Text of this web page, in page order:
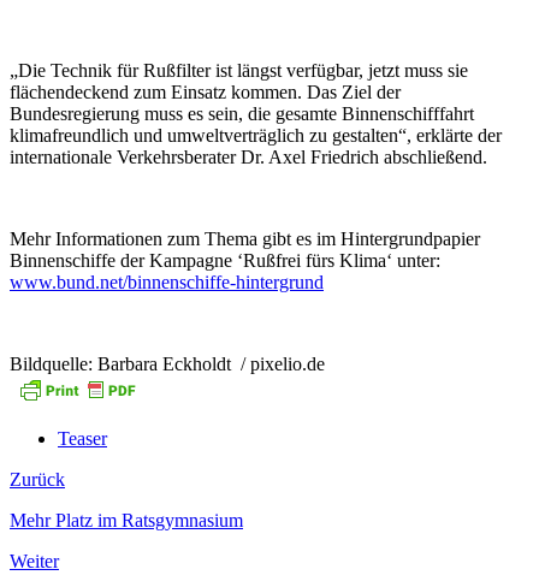
„Die Technik für Rußfilter ist längst verfügbar, jetzt muss sie
flächendeckend zum Einsatz kommen. Das Ziel der
Bundesregierung muss es sein, die gesamte Binnenschifffahrt
klimafreundlich und umweltverträglich zu gestalten“, erklärte der
internationale Verkehrsberater Dr. Axel Friedrich abschließend.
Mehr Informationen zum Thema gibt es im Hintergrundpapier
Binnenschiffe der Kampagne ‘Rußfrei fürs Klima‘ unter:
www.bund.net/binnenschiffe-hintergrund
Bildquelle: Barbara Eckholdt / pixelio.de
Teaser
Zurück
Mehr Platz im Ratsgymnasium
Weiter